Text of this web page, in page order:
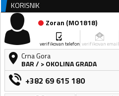
KORISNIK
Zoran (MO1818)
verifikovan telefon verifikovan email
Crna Gora
BAR/ > OKOLINA GRADA
+382 69 615 180